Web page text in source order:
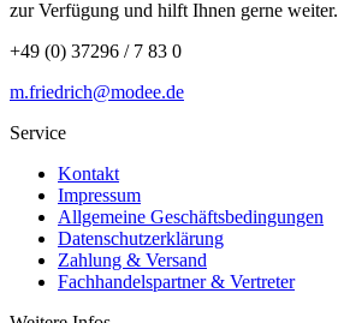
zur Verfügung und hilft Ihnen gerne weiter.
+49 (0) 37296 / 7 83 0
m.friedrich@modee.de
Service
Kontakt
Impressum
Allgemeine Geschäftsbedingungen
Datenschutzerklärung
Zahlung & Versand
Fachhandelspartner & Vertreter